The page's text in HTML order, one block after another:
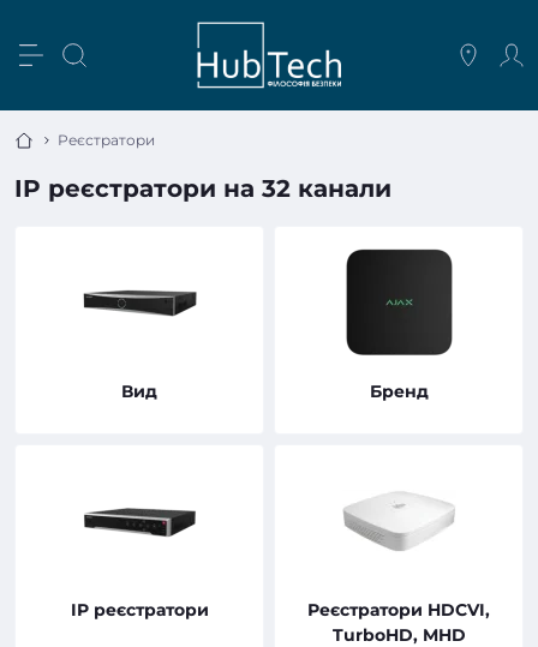
Реєстратори
IP реєстратори на 32 канали
Вид Бренд
IP реєстратори
Реєстратори HDCVI,
TurboHD, MHD